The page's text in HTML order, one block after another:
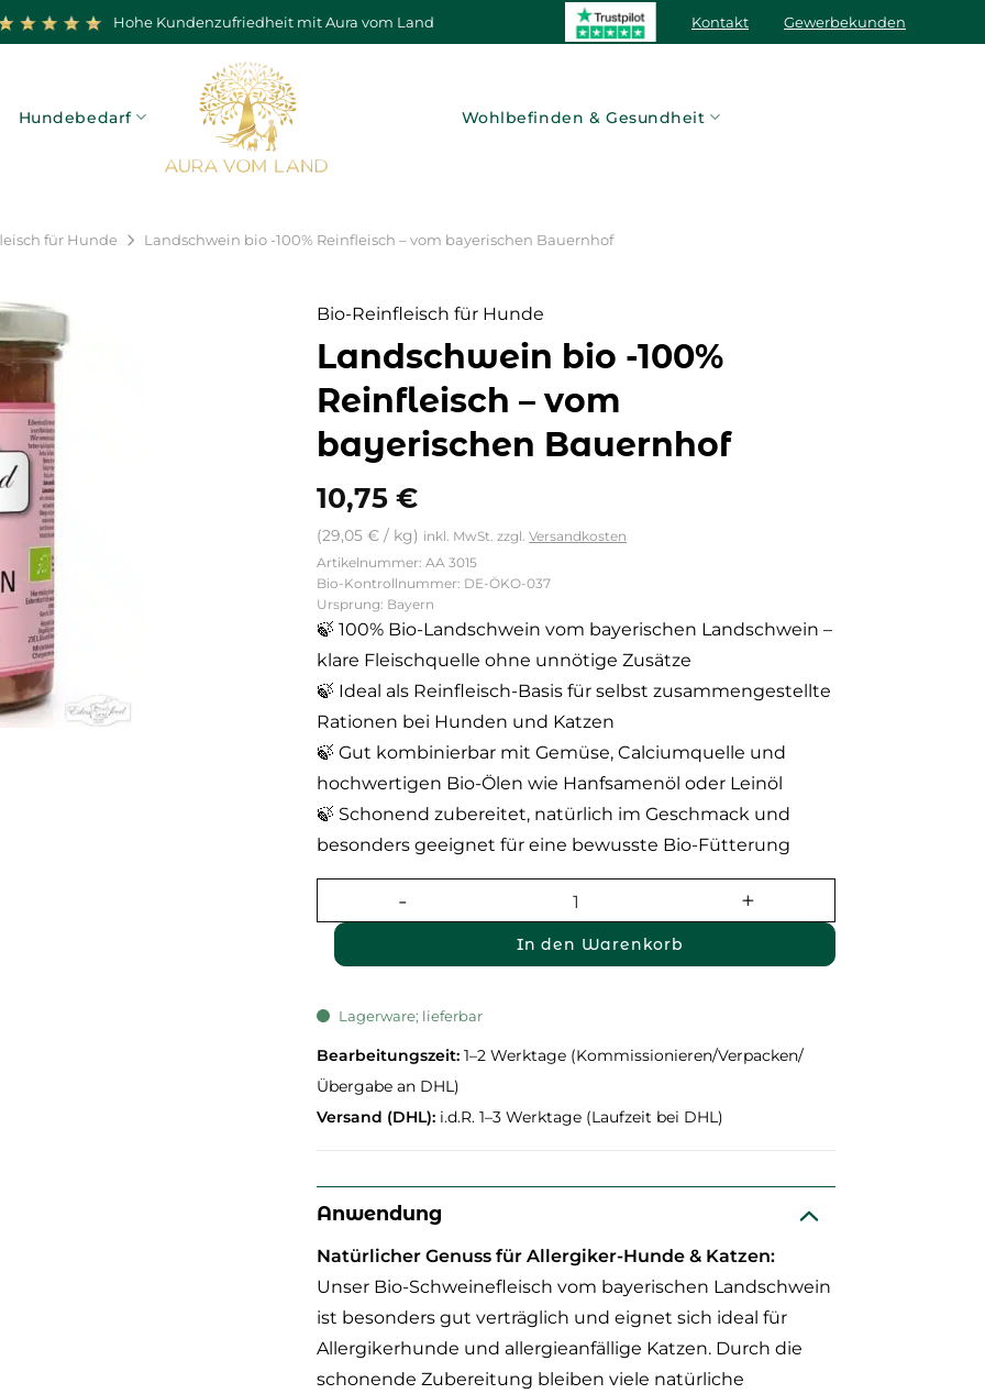
Hohe Kundenzufriedheit mit Aura vom Land Kontakt Gewerbekunden
Hundebedarf Wohlbefinden & Gesundheit
für Hunde Landschwein bio -100% Reinfleisch – vom bayerischen Bauernhof
Bio-Reinfleisch für Hunde
Landschwein bio -100%
Reinfleisch – vom
bayerischen Bauernhof
10,75 €
(29,05 € / kg) inkl. MwSt. zzgl. Versandkosten
Artikelnummer: AA 3015
Bio-Kontrollnummer: DE-ÖKO-037
Ursprung: Bayern
🍃 100% Bio-Landschwein vom bayerischen Landschwein –
klare Fleischquelle ohne unnötige Zusätze
🍃 Ideal als Reinfleisch-Basis für selbst zusammengestellte
Rationen bei Hunden und Katzen
🍃 Gut kombinierbar mit Gemüse, Calciumquelle und
hochwertigen Bio-Ölen wie Hanfsamenöl oder Leinöl
🍃 Schonend zubereitet, natürlich im Geschmack und
besonders geeignet für eine bewusste Bio-Fütterung
In den Warenkorb
Lagerware; lieferbar
Bearbeitungszeit: 1–2 Werktage (Kommissionieren/Verpacken/
Übergabe an DHL)
Versand (DHL): i.d.R. 1–3 Werktage (Laufzeit bei DHL)
Anwendung
Natürlicher Genuss für Allergiker-Hunde & Katzen:
Unser Bio-Schweinefleisch vom bayerischen Landschwein
ist besonders gut verträglich und eignet sich ideal für
Allergikerhunde und allergieanfällige Katzen. Durch die
schonende Zubereitung bleiben viele natürliche